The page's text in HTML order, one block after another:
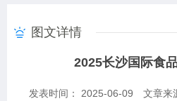
图文详情
2025长沙国际食
发表时间： 2025-06-09 文章来